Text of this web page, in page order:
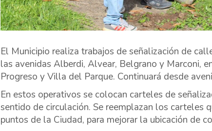
El Municipio realiza trabajos de señalización de
las avenidas Alberdi, Alvear, Belgrano y Marconi,
Progreso y Villa del Parque. Continuará desde
En estos operativos se colocan carteles de
sentido de circulación. Se reemplazan los carteles
puntos de la Ciudad, para mejorar la ubicación de